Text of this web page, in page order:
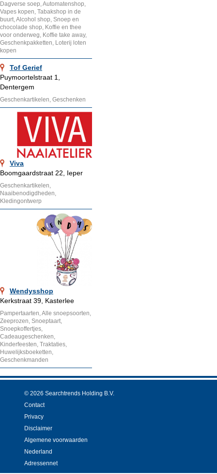
Dagverse soep, Automatenshop,
Vapes kopen, Tabakshop in de
buurt, Alcohol shop, Snoep en
chocolade shop, Koffie en thee
voor onderweg, Koffie take away,
Geschenkpakketten, Loterij loten
kopen
Tof Gerief
Puymoortelstraat 1,
Dentergem
Geschenkartikelen, Geschenken
Viva
Boomgaardstraat 22, Ieper
Geschenkartikelen,
Naaibenodigdheden,
Kledingontwerp
Wendysshop
Kerkstraat 39, Kasterlee
Pampertaarten, Alle snoepsoorten,
Zeeprozen, Snoeptaart,
Snoepkoffertjes,
Cadeaugeschenken,
Kinderfeesten, Traktaties,
Huwelijksboeketten,
Geschenkmanden
© 2026 Searchtrends Holding B.V.
Contact
Privacy
Disclaimer
Algemene voorwaarden
Nederland
Adressennet